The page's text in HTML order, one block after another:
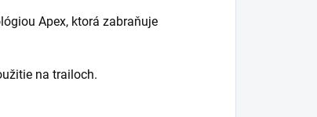
Apex, ktorá zabraňuje
na trailoch.